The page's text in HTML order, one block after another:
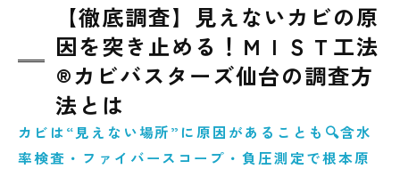
【徹底調査】見えないカビの原
因を突き止める！ＭＩＳＴ工法
®カビバスターズ仙台の調査方
法とは
カビは“見えない場所”に原因があることも🔍含水
率検査・ファイバースコープ・負圧測定で根本原